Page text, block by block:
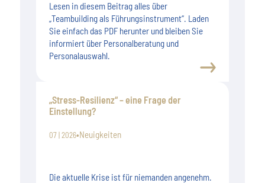
Lesen in diesem Beitrag alles über
„Teambuilding als Führungsinstrument“. Laden
Sie einfach das PDF herunter und bleiben Sie
informiert über Personalberatung und
Personalauswahl.
„Stress-Resilienz“ – eine Frage der
Einstellung?
07 | 2026•Neuigkeiten
Die aktuelle Krise ist für niemanden angenehm.